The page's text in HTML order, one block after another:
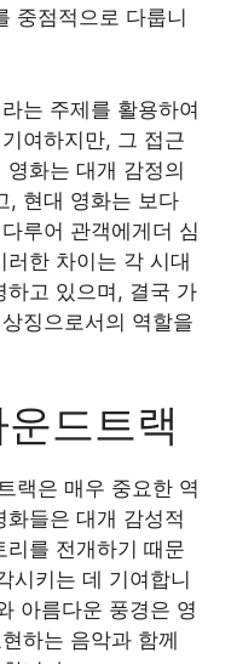
중점적으로 다룹니
는 주제를 활용하여
여하지만, 그 접근
화는 대개 감정의
, 현대 영화는 보다
루어 관객에게더 심
러한 차이는 각 시대
하고 있으며, 결국 가
징으로서의 역할을
드트랙
랙은 매우 중요한 역
들은 대개 감성적
를 전개하기 때문
시키는 데 기여합니
아름다운 풍경은 영
하는 음악과 함께